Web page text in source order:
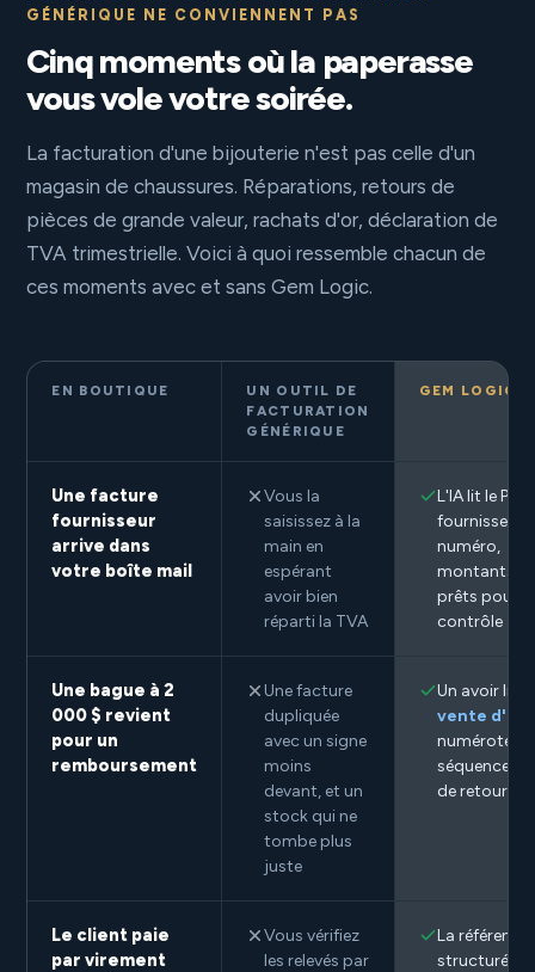
GÉNÉRIQUE NE CONVIENNENT PAS
Cinq moments où la paperasse
vous vole votre soirée.
La facturation d'une bijouterie n'est pas celle d'un
magasin de chaussures. Réparations, retours de
pièces de grande valeur, rachats d'or, déclaration de
TVA trimestrielle. Voici à quoi ressemble chacun de
ces moments avec et sans Gem Logic.
EN BOUTIQUE
UN OUTIL DE
FACTURATION
GÉNÉRIQUE
GEM LOGIC
Une facture
fournisseur
arrive dans
votre boîte mail
Vous la
saisissez à la
main en
espérant
avoir bien
réparti la TVA
L'IA lit le PDF :
fournisseur,
numéro,
montants et
prêts pour
contrôle
Une bague à 2
000 $ revient
pour un
remboursement
Une facture
dupliquée
avec un signe
moins
devant, et un
stock qui ne
tombe plus
juste
Un avoir lié à
vente
numéroté en
séquence,
de retour
Le client paie
par virement
Vous vérifiez
les relevés par
La référence
structurée